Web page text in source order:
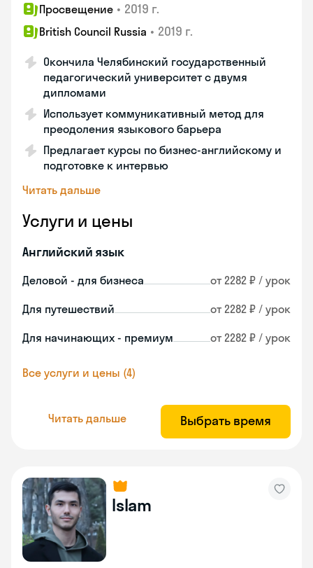
Просвещение • 2019 г.
British Council Russia • 2019 г.
Окончила Челябинский государственный
педагогический университет с двумя
дипломами
Использует коммуникативный метод для
преодоления языкового барьера
Предлагает курсы по бизнес-английскому и
подготовке к интервью
Читать дальше
Услуги и цены
Английский язык
Деловой - для бизнеса от 2282 ₽ / урок
Для путешествий от 2282 ₽ / урок
Для начинающих - премиум от 2282 ₽ / урок
Все услуги и цены (4)
Читать дальше Выбрать время
Islam